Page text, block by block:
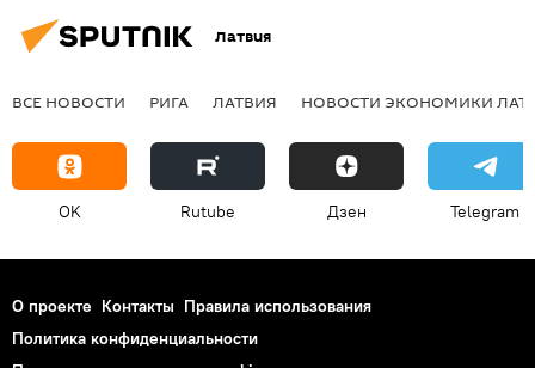
Латвия
ВСЕ НОВОСТИ РИГА ЛАТВИЯ НОВОСТИ ЭКОНОМИКИ
OK Rutube Дзен Telegram
О проекте Контакты Правила использования
Политика конфиденциальности